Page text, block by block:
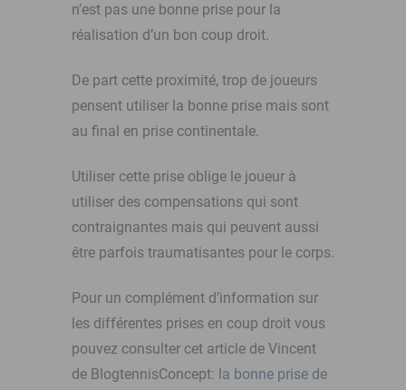
n’est pas une bonne prise pour la
réalisation d’un bon coup droit.
De part cette proximité, trop de joueurs
pensent utiliser la bonne prise mais sont
au final en prise continentale.
Utiliser cette prise oblige le joueur à
utiliser des compensations qui sont
contraignantes mais qui peuvent aussi
être parfois traumatisantes pour le corps.
Pour un complément d’information sur
les différentes prises en coup droit vous
pouvez consulter cet article de Vincent
de BlogtennisConcept: la bonne prise de